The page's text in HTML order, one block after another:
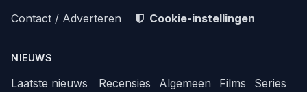
Contact / Adverteren
Cookie-instellingen
NIEUWS
Laatste nieuws Recensies Algemeen Films
Series